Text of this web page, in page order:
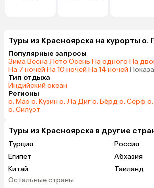
Туры из Красноярска на курорты о.
Популярные запросы
Зима·Весна·Лето·Осень·На одного·На
На 7 ночей·На 10 ночей·На 14 ночей·
Тип отдыха
Индийский океан
Регионы
о. Маэ·о. Кузин·о. Ла Диг·о. Бёрд·о. Серф·
о. Силуэт
Туры из Красноярска в другие
Турция
Россия
Египет
Абхазия
Китай
Таиланд
Вьетнам
Остальные страны